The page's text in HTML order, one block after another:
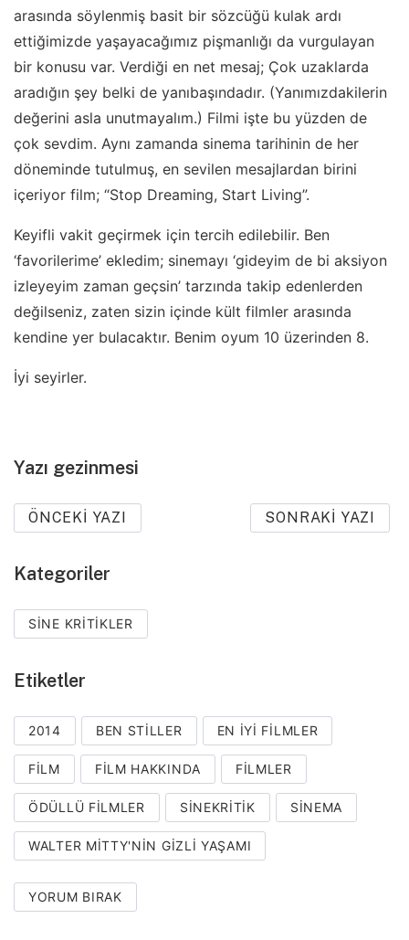
arasında söylenmiş basit bir sözcüğü kulak ardı
ettiğimizde yaşayacağımız pişmanlığı da vurgulayan
bir konusu var. Verdiği en net mesaj; Çok uzaklarda
aradığın şey belki de yanıbaşındadır. (Yanımızdakilerin
değerini asla unutmayalım.) Filmi işte bu yüzden de
çok sevdim. Aynı zamanda sinema tarihinin de her
döneminde tutulmuş, en sevilen mesajlardan birini
içeriyor film; “Stop Dreaming, Start Living”.
Keyifli vakit geçirmek için tercih edilebilir. Ben
‘favorilerime’ ekledim; sinemayı ‘gideyim de bi aksiyon
izleyeyim zaman geçsin’ tarzında takip edenlerden
değilseniz, zaten sizin içinde kült filmler arasında
kendine yer bulacaktır. Benim oyum 10 üzerinden 8.
İyi seyirler.
Yazı gezinmesi
ÖNCEKI YAZI SONRAKI YAZI
Kategoriler
SINE KRITIKLER
Etiketler
2014 BEN STILLER EN IYI FILMLER
FILM FILM HAKKINDA FILMLER
ÖDÜLLÜ FILMLER SINEKRITIK SINEMA
WALTER MITTY'NIN GIZLI YAŞAMI
YORUM BIRAK